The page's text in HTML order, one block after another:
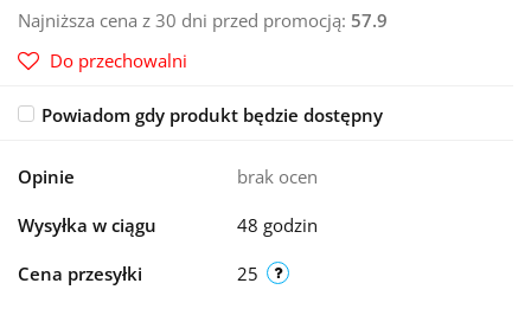
Najniższa cena z 30 dni przed promocją: 57.9
Do przechowalni
Powiadom gdy produkt będzie dostępny
Opinie brak ocen
Wysyłka w ciągu 48 godzin
Cena przesyłki 25